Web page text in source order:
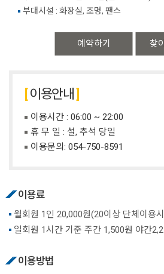
예약하기 찾
부대시설 : 화장실, 조명, 팬스
이용안내
이용시간 : 06:00 ~ 22:00
휴 무 일 : 설, 추석 당일
이용문의: 054-750-8591
이용료
월회원 1인 20,000원(20이상 단체이용
일회원 1시간 기준 주간 1,500원 야간
이용방법